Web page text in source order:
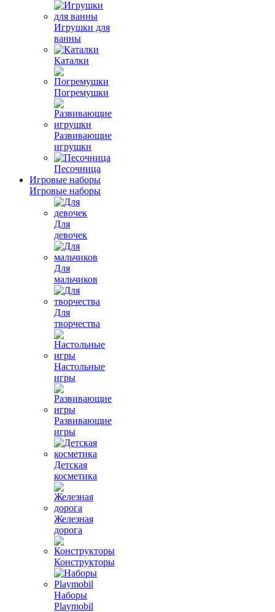
Игрушки для
ванны
Каталки
Погремушки
Развивающие
игрушки
Песочница
Игровые наборы
Игровые наборы
Для
девочек
Для
мальчиков
Для
творчества
Настольные
игры
Развивающие
игры
Детская
косметика
Железная
дорога
Конструкторы
Наборы
Playmobil